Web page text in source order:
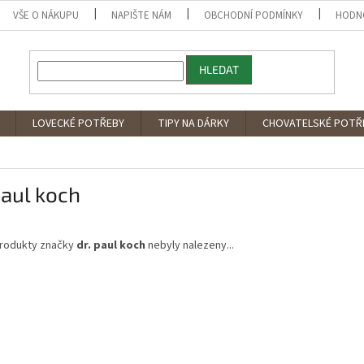
VŠE O NÁKUPU NAPIŠTE NÁM OBCHODNÍ PODMÍNKY
HLEDAT
LOVECKÉ POTŘEBY TIPY NA DÁRKY CHOVATELSKÉ
koch
značky dr. paul koch nebyly nalezeny...